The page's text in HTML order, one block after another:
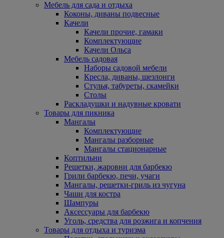
Мебель для сада и отдыха
Коконы, диваны подвесные
Качели
Качели прочие, гамаки
Комплектующие
Качели Ольса
Мебель садовая
Наборы садовой мебели
Кресла, диваны, шезлонги
Стулья, табуреты, скамейки
Столы
Раскладушки и надувные кровати
Товары для пикника
Мангалы
Комплектующие
Мангалы разборные
Мангалы стационарные
Коптильни
Решетки, жаровни для барбекю
Грили барбекю, печи, учаги
Мангалы, решетки-гриль из чугуна
Чаши для костра
Шампуры
Аксессуары для барбекю
Уголь, средства для розжига и копчения
Товары для отдыха и туризма